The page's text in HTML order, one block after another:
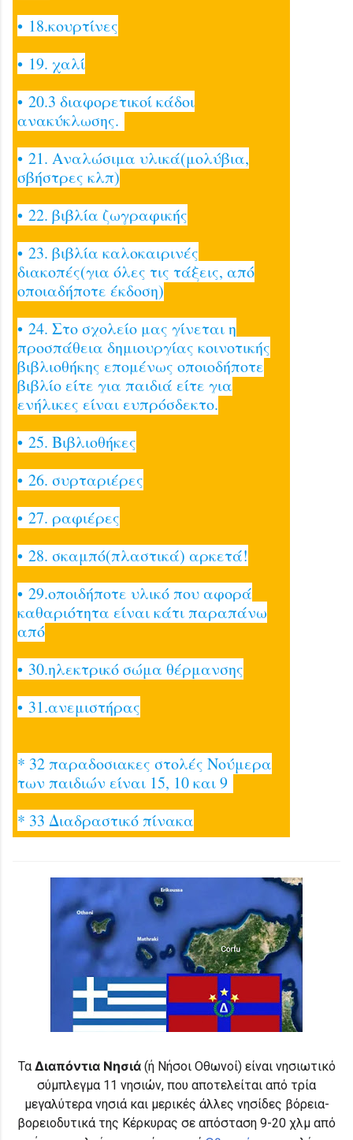
• 18.κουρτίνες
• 19. χαλί
• 20.3 διαφορετικοί κάδοι
ανακύκλωσης.
• 21. Αναλώσιμα υλικά(μολύβια,
σβήστρες κλπ)
• 22. βιβλία ζωγραφικής
• 23. βιβλία καλοκαιρινές
διακοπές(για όλες τις τάξεις, από
οποιαδήποτε έκδοση)
• 24. Στο σχολείο μας γίνεται η
προσπάθεια δημιουργίας κοινοτικής
βιβλιοθήκης επομένως οποιοδήποτε
βιβλίο είτε για παιδιά είτε για
ενήλικες είναι ευπρόσδεκτο.
• 25. Βιβλιοθήκες
• 26. συρταριέρες
• 27. ραφιέρες
• 28. σκαμπό(πλαστικά) αρκετά!
• 29.οποιδήποτε υλικό που αφορά
καθαριότητα είναι κάτι παραπάνω
από
• 30.ηλεκτρικό σώμα θέρμανσης
• 31.ανεμιστήρας
* 32 παραδοσιακες στολές Νούμερα
των παιδιών είναι 15, 10 και 9
* 33 Διαδραστικό πίνακα
Τα Διαπόντια Νησιά(ή Νήσοι Οθωνοί) είναι νησιωτικό
σύμπλεγμα 11 νησιών, που αποτελείται από τρία
μεγαλύτερα νησιά και μερικές άλλες νησίδες βόρεια-
βορειοδυτικά της Κέρκυρας σε απόσταση 9-20 χλμ από